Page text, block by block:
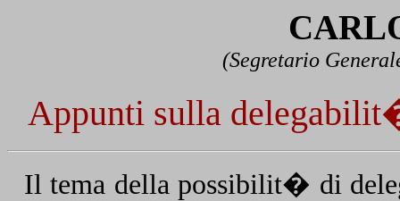
(Segretario
Appunti sulla
Il tema della possibilit� di